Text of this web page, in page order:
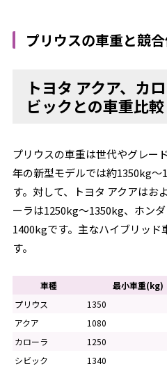
プリウスの車重と競
トヨタ アクア、カ
ビックとの車重比較
プリウスの車重は世代やグレー
年の新型モデルでは約1350kg～
す。対して、トヨタ アクアはお
ーラは1250kg～1350kg、ホン
1400kgです。主なハイブリッド
す。
車種 最小車重(kg)
プリウス
1350
アクア
1080
カローラ
1250
シビック
1340